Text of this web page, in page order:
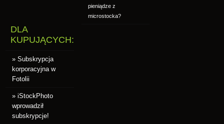
pieniądze z
microstocka?
DLA
KUPUJĄCYCH:
» Subskrypcja
korporacyjna w
Fotolii
» iStockPhoto
wprowadził
subskrypcje!